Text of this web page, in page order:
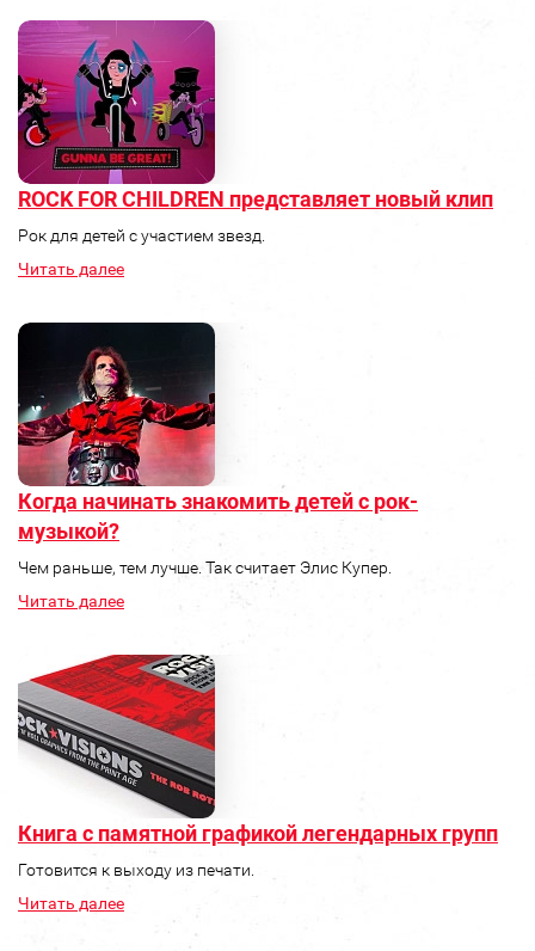
ROCK FOR CHILDREN представляет новый клип
Рок для детей с участием звезд.
Читать далее
Когда начинать знакомить детей с рок-
музыкой?
Чем раньше, тем лучше. Так считает Элис Купер.
Читать далее
Книга с памятной графикой легендарных групп
Готовится к выходу из печати.
Читать далее